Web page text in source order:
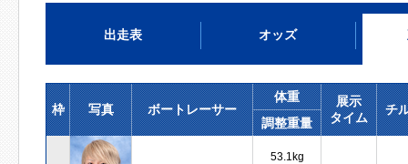
出走表 オッズ
枠 写真 ボートレーサー
体重
展示
タイム
チ
調整重量
53.1kg